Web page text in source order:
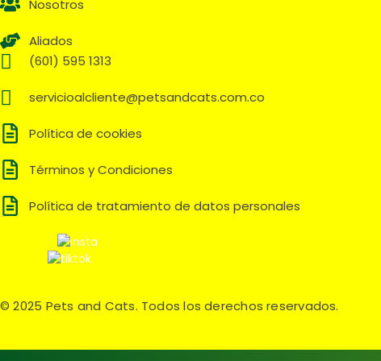
Nosotros
Aliados
(601) 595 1313
servicioalcliente@petsandcats.com.co
Política de cookies
Términos y Condiciones
Política de tratamiento de datos personales
© 2025 Pets and Cats. Todos los derechos reservados.